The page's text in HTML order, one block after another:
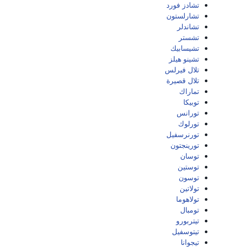
تشادز فورد
تشارلستون
تشاندلر
تشستر
تشيسابيك
تشينو هيلز
تلال فيرلس
تلال قصيرة
تماراك
توبيكا
تورانس
تورلوك
تورنرسفيل
تورينجتون
توسان
توستين
توسون
تولاتين
تولاهوما
تومبال
تيتربورو
تيتوسفيل
تيجوانا